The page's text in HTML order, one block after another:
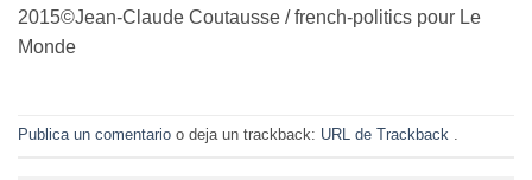
2015©Jean-Claude Coutausse / french-politics pour Le
Monde
Publica un comentario o deja un trackback: URL de Trackback .